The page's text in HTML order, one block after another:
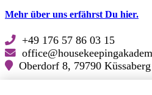
Mehr über uns erfährst Du hier.
+49 176 57 86 03 15
Oberdorf 8, 79790